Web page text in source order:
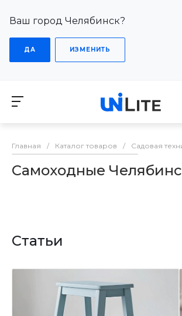
Ваш город Челябинск?
ДА ИЗМЕНИТЬ
Главная / Каталог товаров / Садовая
Самоходные
Статьи